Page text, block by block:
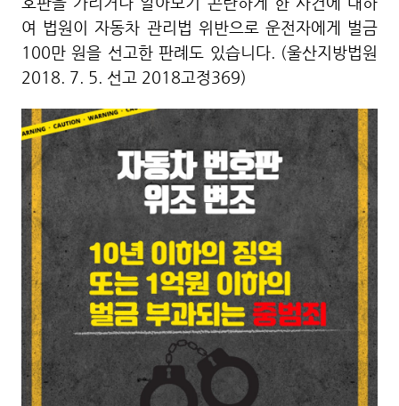
여 법원이 자동차 관리법 위반으로 운전자에게 벌금
100만 원을 선고한 판례도 있습니다. (울산지방법원
2018. 7. 5. 선고 2018고정369)